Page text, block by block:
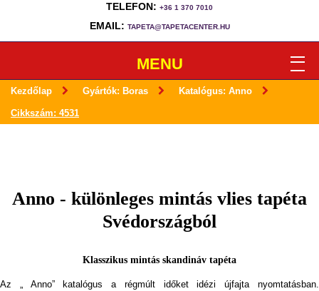
TELEFON: +36 1 370 7010
EMAIL: TAPETA@TAPETACENTER.HU
MENU
Kezdőlap Gyártók: Boras Katalógus: Anno
Cikkszám: 4531
Anno - különleges mintás vlies tapéta
Svédországból
Klasszikus mintás skandináv tapéta
Az „ Anno” katalógus a régmúlt időket idézi újfajta nyomtatásban.